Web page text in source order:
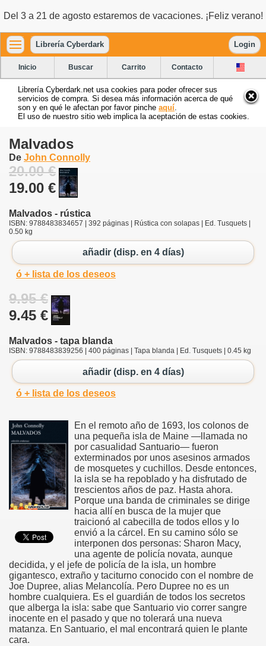
Del 3 a 21 de agosto estaremos de vacaciones. ¡Feliz verano!
Librería Cyberdark Login
Inicio Buscar Carrito Contacto
Librería Cyberdark.net usa cookies para poder ofrecer sus
servicios de compra. Si desea más información acerca de qué
son y en qué le afectan por favor pinche aquí
El uso de nuestro sitio web implica la aceptación de estas cookies.
Malvados
De John Connolly
20.00 €
19.00 €
Malvados - rústica
ISBN: 9788483834657 | 392 páginas | Rústica con solapas | Ed. Tusquets |
0.50 kg
añadir (disp. en 4 días)
ó + lista de los deseos
9.95 €
9.45 €
Malvados - tapa blanda
ISBN: 9788483839256 | 400 páginas | Tapa blanda | Ed. Tusquets | 0.45 kg
añadir (disp. en 4 días)
ó + lista de los deseos
En el remoto año de 1693, los colonos de
una pequeña isla de Maine —llamada no
por casualidad Santuario— fueron
exterminados por unos asesinos armados
de mosquetes y cuchillos. Desde entonces,
la isla se ha repoblado y ha disfrutado de
trescientos años de paz. Hasta ahora.
Porque una banda de criminales se dirige
hacia allí en busca de la mujer que
traicionó al cabecilla de todos ellos y lo
envió a la cárcel. En su camino sólo se
interponen dos personas: Sharon Macy,
una agente de policía novata, aunque
decidida, y el jefe de policía de la isla, un hombre
gigantesco, extraño y taciturno conocido con el nombre de
Joe Dupree, alias Melancolía. Pero Dupree no es un
hombre cualquiera. Es el guardián de todos los secretos
que alberga la isla: sabe que Santuario vio correr sangre
inocente en el pasado y que no tolerará una nueva
matanza. En Santuario, el mal encontrará quien le plante
cara.